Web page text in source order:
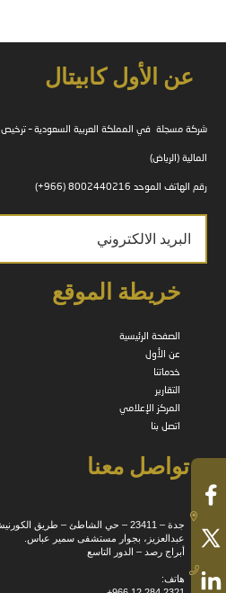
عن الأول كابيتال
المالية (الرياض)
رقم الهاتف الموحد 8002440216 (966+)
خريطة الموقع
الصفحة الرئيسية
عن الأول
خدماتنا
التقارير
المركز الإعلامي
اتصل بنا
تواصل معنا
جدة – 23411 – حي الشاطئ – طريق
عبدالعزيز، بجوار مستشفى سمير عباس.
أبراج رصد – الدور التاسع
هاتف: